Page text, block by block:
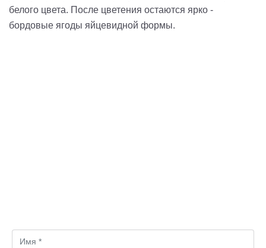
белого цвета. После цветения остаются ярко -
бордовые ягоды яйцевидной формы.